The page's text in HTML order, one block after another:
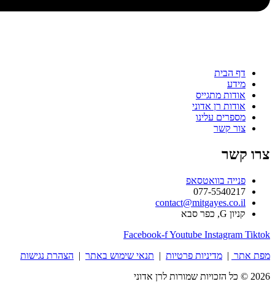
מתגייס
רן אדוני
עלינו
בוואטסאפ
077-
Facebook-fYoutube
|מדיניות פרטיות|תנאי שימוש באתר|הצהרת נגישות